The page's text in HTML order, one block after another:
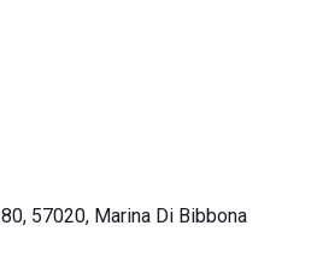
57020, Marina Di Bibbona